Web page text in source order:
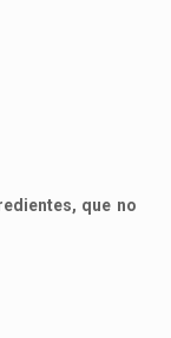
que no